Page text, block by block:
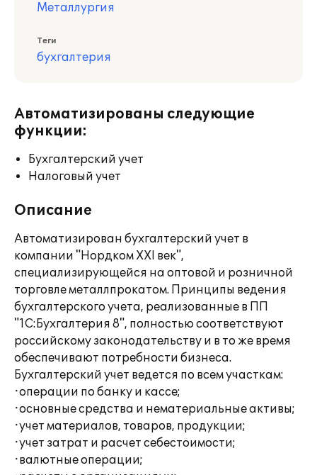
Металлургия
Теги
бухгалтерия
Автоматизированы следующие
функции:
Бухгалтерский учет
Налоговый учет
Описание
Автоматизирован бухгалтерский учет в
компании "Нордком XXI век",
специализирующейся на оптовой и розничной
торговле металлпрокатом. Принципы ведения
бухгалтерского учета, реализованные в ПП
"1С:Бухгалтерия 8", полностью соответствуют
российскому законодательству и в то же время
обеспечивают потребности бизнеса.
Бухгалтерский учет ведется по всем участкам:
·операции по банку и кассе;
·основные средства и нематериальные активы;
·учет материалов, товаров, продукции;
·учет затрат и расчет себестоимости;
·валютные операции;